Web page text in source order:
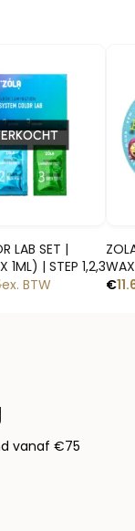
LAB SET |
1ML) | STEP 1,2,3
ex. BTW
€
vanaf €75